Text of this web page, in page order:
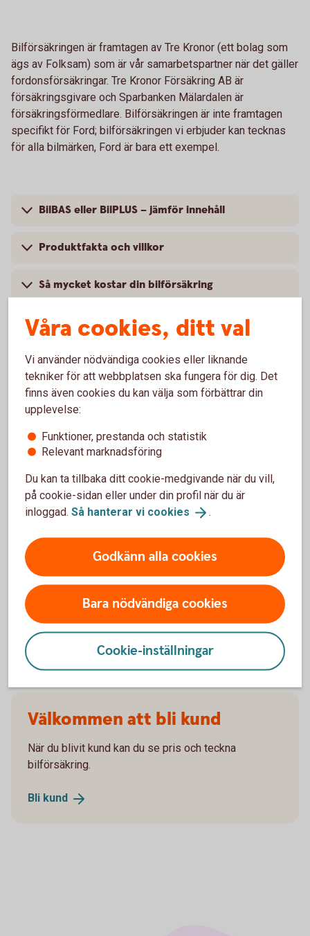
Bilförsäkringen är framtagen av Tre Kronor (ett bolag som
ägs av Folksam) som är vår samarbetspartner när det gäller
fordonsförsäkringar. Tre Kronor Försäkring AB är
försäkringsgivare och Sparbanken Mälardalen är
försäkringsförmedlare. Bilförsäkringen är inte framtagen
specifikt för Ford; bilförsäkringen vi erbjuder kan tecknas
för alla bilmärken, Ford är bara ett exempel.
BilBAS eller BilPLUS – jämför innehåll
Produktfakta och villkor
Så mycket kostar din bilförsäkring
Vanliga frågor om att försäkra Ford
Trafik, hel och halv – vad är det för skillnad på
När slutar den tidigare ägarens försäkring att
gälla?
Om man övningskör och olyckan är framme,
Gäller bilförsäkringen utanför Sverige?
Täcker försäkringen viltolyckor?
Vilka bilar har en vagnskadegaranti?
Välkommen att bli kund
När du blivit kund kan du se pris och teckna
bilförsäkring.
Bli kund
Våra cookies, ditt val
Vi använder nödvändiga cookies eller liknande
tekniker för att webbplatsen ska fungera för dig. Det
finns även cookies du kan välja som förbättrar din
upplevelse:
Funktioner, prestanda och statistik
Relevant marknadsföring
Du kan ta tillbaka ditt cookie-medgivande när du vill,
på cookie-sidan eller under din profil när du är
inloggad. Så hanterar vi cookies .
Godkänn alla cookies
Bara nödvändiga cookies
Cookie-inställningar